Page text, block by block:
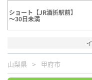
ショート【JR酒折駅前】
～30日未満
山梨県 甲府市